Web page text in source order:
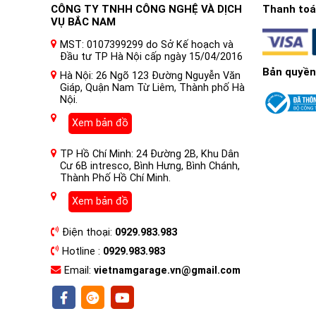
I. Nội thất xe ô tô là gì ?
Nội thất ô tô là phần bên trong của chiếc xe, bao
thống giải trí, đèn chiếu sáng, tay lái, các hộp để đồ,
Nội thất ô tô được thiết kế để cung cấp sự thoải mái
ngồi 1 chiếc xe có trị giá khoảng 500 triệu và ngồi 1
thất ô tô thường được sản xuất với nhiều loại vật liệu
Dán Phim PPF Ô tô Z&O chống xước nội thất
được cấu tạo chủ yếu từ polyurethane và urethane,
Phim PPF Z&O có độ bền cao, khả năng chống xước
giữ gìn độ bóng và màu sắc nguyên bản mà còn có
nào.
CÔNG TY TNHH CÔNG NGHỆ VÀ DỊCH
VỤ BẮC NAM
MST: 0107399299 do Sở Kế hoạch và
Đầu tư TP Hà Nội cấp ngày 15/04/2016
Hà Nội: 26 Ngõ 123 Đường Nguyễn Văn
Giáp, Quận Nam Từ Liêm, Thành phố Hà
Nội.
Xem bản đồ
TP Hồ Chí Minh: 24 Đường 2B, Khu Dân
Cư 6B intresco, Bình Hưng, Bình Chánh,
Thành Phố Hồ Chí Minh.
Xem bản đồ
Điện thoại: 0929.983.983
Hotline : 0929.983.983
Email: vietnamgarage.vn@gmail.com
Thanh
Bản